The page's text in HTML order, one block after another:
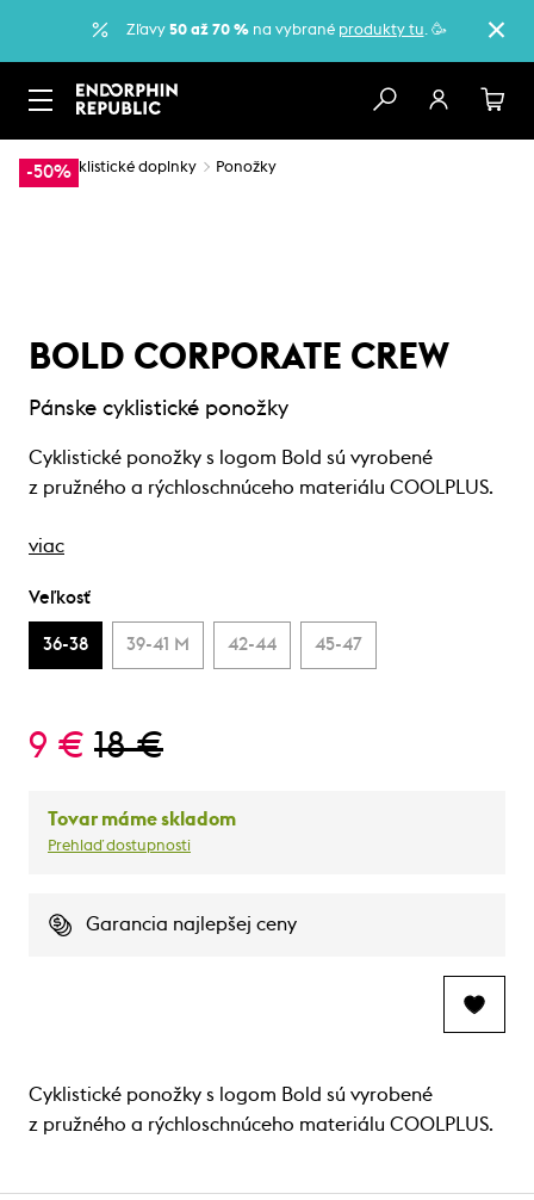
Zľavy 50 až 70 %na vybrané produkty tu. 🥳
-50%
… Cyklistické doplnky Ponožky
BOLD CORPORATE CREW
Pánske cyklistické ponožky
Cyklistické ponožky s logom Bold sú vyrobené
z pružného a rýchloschnúceho materiálu COOLPLUS.
viac
Veľkosť
36-38 39-41 M 42-44 45-47
9 € 18 €
Tovar máme skladom
Prehlaď dostupnosti
Garancia najlepšej ceny
Cyklistické ponožky s logom Bold sú vyrobené
z pružného a rýchloschnúceho materiálu COOLPLUS.